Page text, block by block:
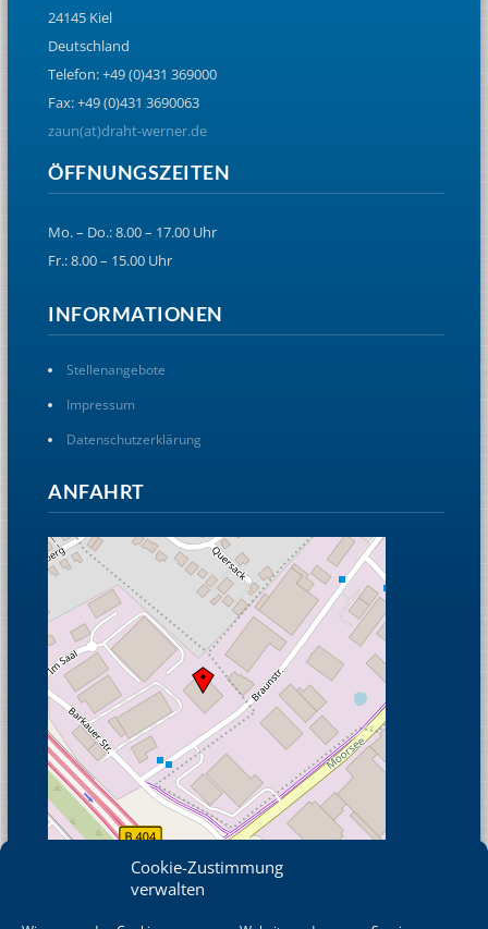
Cookie-Zustimmung
verwalten
24145 Kiel
Deutschland
Telefon: +49 (0)431 369000
Fax: +49 (0)431 3690063
zaun(at)draht-werner.de
ÖFFNUNGSZEITEN
Mo. – Do.: 8.00 – 17.00 Uhr
Fr.: 8.00 – 15.00 Uhr
INFORMATIONEN
Stellenangebote
Impressum
Datenschutzerklärung
ANFAHRT